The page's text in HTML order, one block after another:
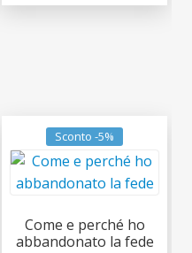
Sconto -5%
Come e perché ho
abbandonato la fede